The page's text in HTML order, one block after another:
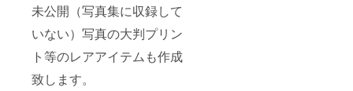
未公開（写真集に収録して
いない）写真の大判プリン
ト等のレアアイテムも作成
致します。